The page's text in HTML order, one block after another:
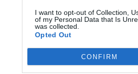
I want to opt-out of Collection,
of my Personal Data that Is
was collected.
Opted Out
CONFIRM